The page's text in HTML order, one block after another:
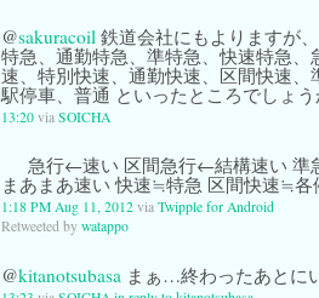
@sakuracoil 鉄道会社にもよりますが
特急、通勤特急、準特急、快速特急
速、特別快速、通勤快速、区間快速
駅停車、普通 といったところでしょ
13:20 via SOICHA
急行←速い 区間急行←結構速い
まあまあ速い 快速≒特急 区間快速≒
1:18 PM Aug 11, 2012 via Twipple for Android
Retweeted by watappo
@kitanotsubasa まぁ…終わったあとに